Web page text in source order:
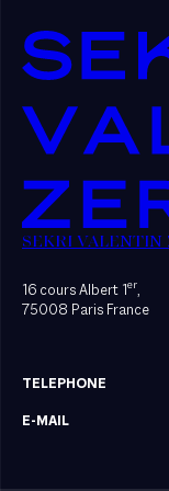
SEKRI VALENTIN
16 cours Albert 1er,
75008 Paris France
TELEPHONE
E-MAIL